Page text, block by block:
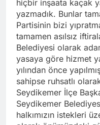
hiçbir inşaata kaçak
yazmadık. Bunlar
Partisinin bizi
tamamen asılsız
Belediyesi olarak
yasaya göre hizmet
yılından önce
sahipse ruhsatlı
Seydikemer İlçe
Seydikemer
halkımızın istekleri